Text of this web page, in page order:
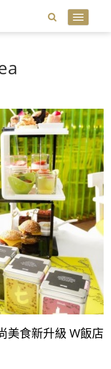
Toggle
美食新升級 W飯店